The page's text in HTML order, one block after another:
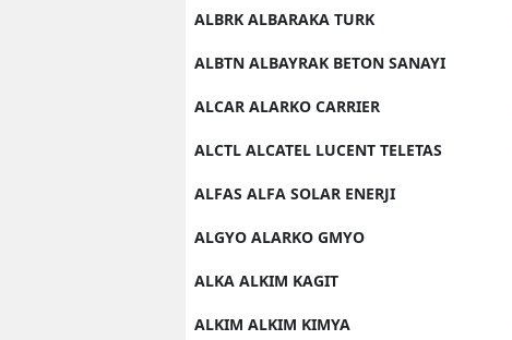
ALBRK ALBARAKA TURK
ALBTN ALBAYRAK BETON SANAYI
ALCAR ALARKO CARRIER
ALCTL ALCATEL LUCENT TELETAS
ALFAS ALFA SOLAR ENERJI
ALGYO ALARKO GMYO
ALKA ALKIM KAGIT
ALKIM ALKIM KIMYA